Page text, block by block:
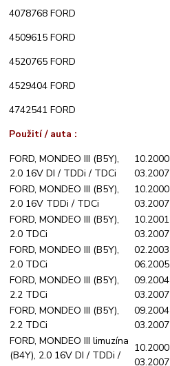
4078768 FORD
4509615 FORD
4520765 FORD
4529404 FORD
4742541 FORD
Použití / auta :
FORD, MONDEO III (B5Y),
2.0 16V DI / TDDi / TDCi
03.2007
FORD, MONDEO III (B5Y),
2.0 16V TDDi / TDCi
03.2007
FORD, MONDEO III (B5Y),
2.0 TDCi
03.2007
FORD, MONDEO III (B5Y),
2.0 TDCi
06.2005
FORD, MONDEO III (B5Y),
2.2 TDCi
03.2007
FORD, MONDEO III (B5Y),
2.2 TDCi
03.2007
FORD, MONDEO III limuzína
(B4Y), 2.0 16V DI / TDDi /
03.2007